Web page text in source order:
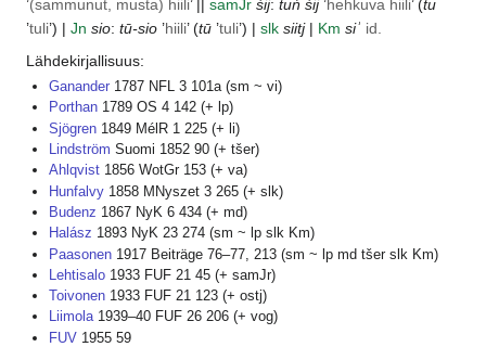
’(sammunut, musta) hiili’ || samJr śij: tuń śij’hehkuva hiili’ (tu
’tuli’) | Jn sio: tū-sio ’hiili’ (tū ’tuli’) | slk siitj| Km siʾ id.
Lähdekirjallisuus:
Ganander1787 NFL 3 101a (sm ~ vi)
Porthan1789 OS 4 142 (+ lp)
Sjögren1849 MélR 1 225 (+ li)
Lindström Suomi 1852 90 (+ tšer)
Ahlqvist1856 WotGr 153 (+ va)
Hunfalvy1858 MNyszet 3 265 (+ slk)
Budenz 1867 NyK 6 434 (+ md)
Halász 1893 NyK 23 274 (sm ~ lp slk Km)
Paasonen1917 Beiträge 76–77, 213 (sm ~ lp md tšer slk Km)
Lehtisalo1933 FUF 21 45 (+ samJr)
Toivonen1933 FUF 21 123 (+ ostj)
Liimola1939–40 FUF 26 206 (+ vog)
FUV1955 59